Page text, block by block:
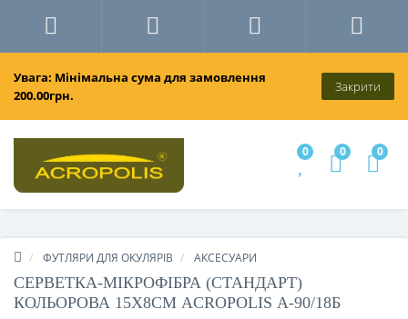
Увага: Мінімальна сума для замовлення
200.00грн.
Закрити
0 0 0
ФУТЛЯРИ ДЛЯ ОКУЛЯРІВ АКСЕСУАРИ
СЕРВЕТКА-МІКРОФІБРА (СТАНДАРТ)
КОЛЬОРОВА 15Х8СМ ACROPOLIS А-90/18Б